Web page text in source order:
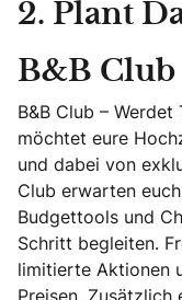
2. Plant
B&B Club
B&B Club –
möchtet eure
und dabei von
Club erwarten
Budgettools und
Schritt begleiten.
limitierte Aktionen